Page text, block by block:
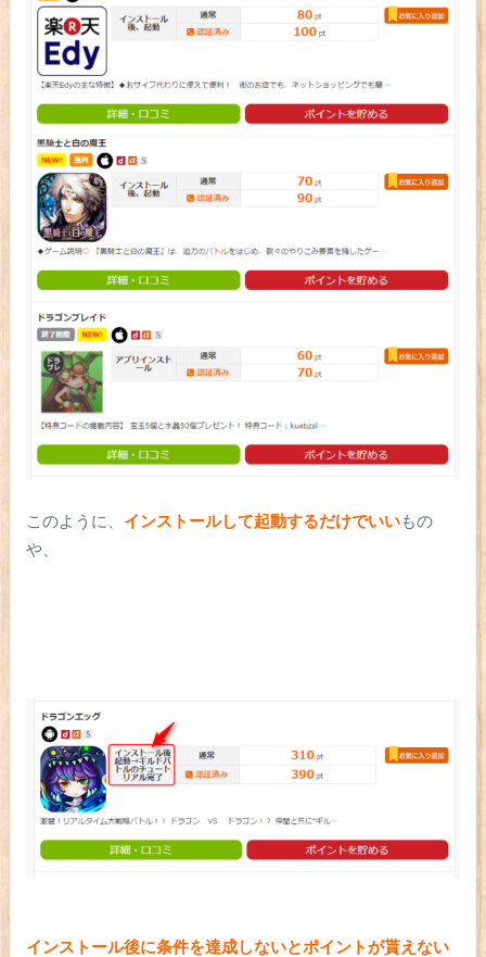
このように、 インストールして起動するだけでいいもの
や、
インストール後に条件を達成しないとポイントが貰えない